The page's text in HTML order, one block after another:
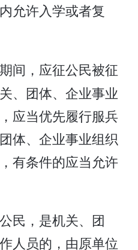
允许入学或者复
间，应征公民被征
、团体、企业事业
应当优先履行服兵
体、企业事业组织
有条件的应当允许
民，是机关、团
人员的，由原单位